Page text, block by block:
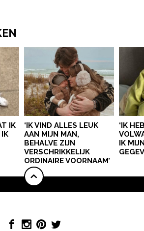
IK
IK
‘IK VIND ALLES LEUK
AAN MIJN MAN,
BEHALVE ZIJN
VERSCHRIKKELIJK
ORDINAIRE VOORNAAM’
‘IK
IK